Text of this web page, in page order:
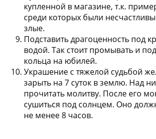
купленной в магазине, т.к.
среди которых были
злые.
Подставить драгоценность под
водой. Так стоит промывать и
кольца на юбилей.
Украшение с тяжелой судьбой
зарыть на 7 суток в землю. Над
прочитать молитву. После его
сушиться под солнцем. Оно
не менее 8 часов.